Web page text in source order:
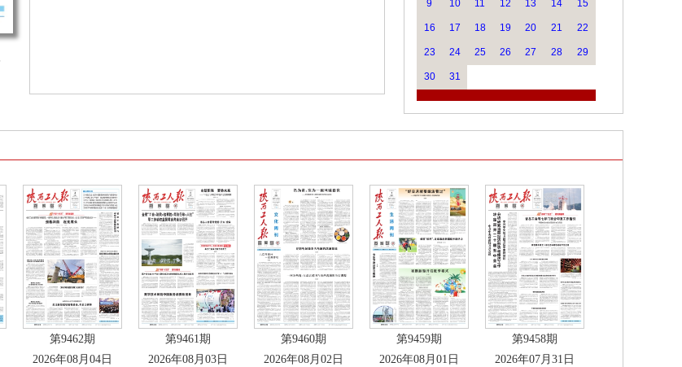
9 10 11 12 13 14 15
16 17 18 19 20 21 22
23 24 25 26 27 28 29
30 31
第9462期
2026年08月04日
第9461期
2026年08月03日
第9460期
2026年08月02日
第9459期
2026年08月01日
第9458期
2026年07月31日